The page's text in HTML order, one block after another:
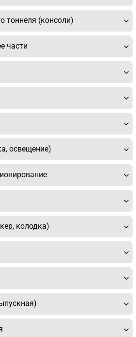
тоннеля (консоли)
части
освещение)
колодка)